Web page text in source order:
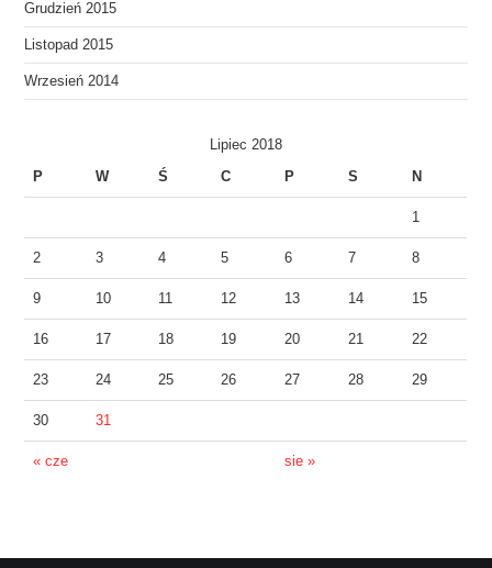
Grudzień 2015
Listopad 2015
Wrzesień 2014
Lipiec 2018
P W Ś C P S N
« cze sie »
1
2 3 4 5 6 7 8
9 10 11 12 13 14 15
16 17 18 19 20 21 22
23 24 25 26 27 28 29
30 31